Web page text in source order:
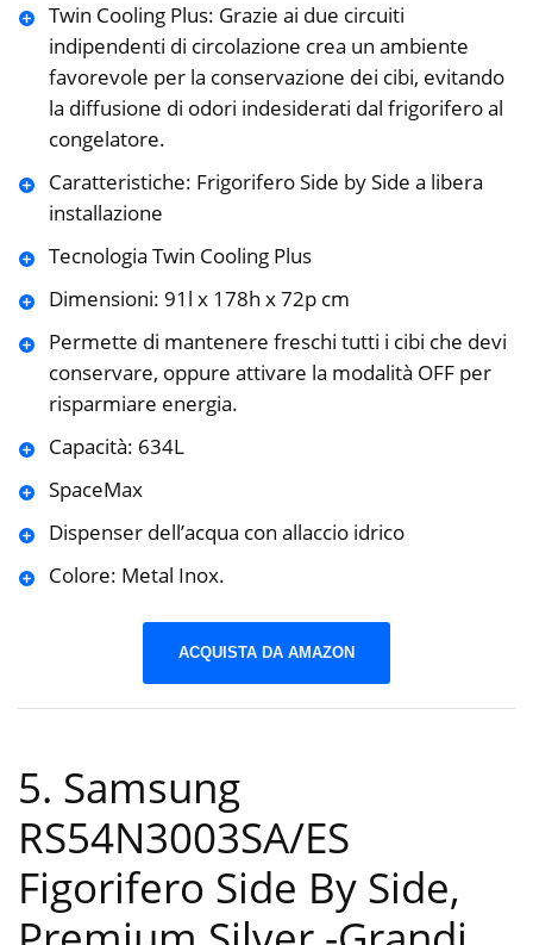
Twin Cooling Plus: Grazie ai due circuiti
indipendenti di circolazione crea un ambiente
favorevole per la conservazione dei cibi, evitando
la diffusione di odori indesiderati dal frigorifero al
congelatore.
Caratteristiche: Frigorifero Side by Side a libera
installazione
Tecnologia Twin Cooling Plus
Dimensioni: 91l x 178h x 72p cm
Permette di mantenere freschi tutti i cibi che devi
conservare, oppure attivare la modalità OFF per
risparmiare energia.
Capacità: 634L
SpaceMax
Dispenser dell’acqua con allaccio idrico
Colore: Metal Inox.
ACQUISTA DA AMAZON
5. Samsung
RS54N3003SA/ES
Figorifero Side By Side,